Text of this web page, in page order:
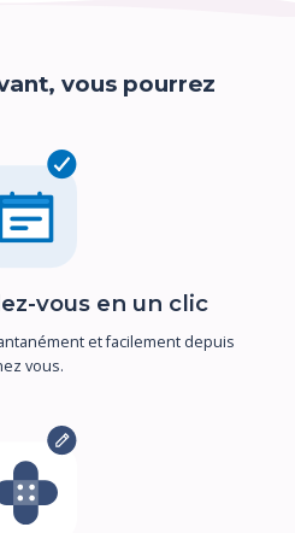
vous pourrez
vous en un clic
et facilement depuis
vous.